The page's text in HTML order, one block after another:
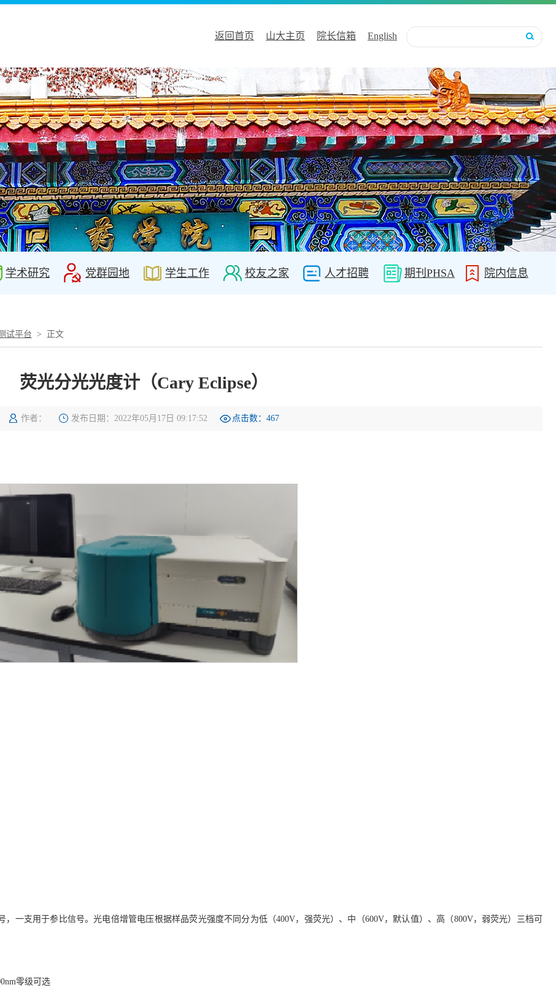
返回首页 山大主页 院长信箱 English
学术研究 党群园地 学生工作 校友之家 人才招聘 期刊PHSA 院内信息
试平台 > 正文
荧光分光光度计（Cary Eclipse）
作者： 发布日期：2022年05月17日 09:17:52 点击数： 467
，一支用于参比信号。光电倍增管电压根据样品荧光强度不同分为低（400V，强荧光）、中（600V，默认值）、高（800V，弱荧光）三档可
零级可选